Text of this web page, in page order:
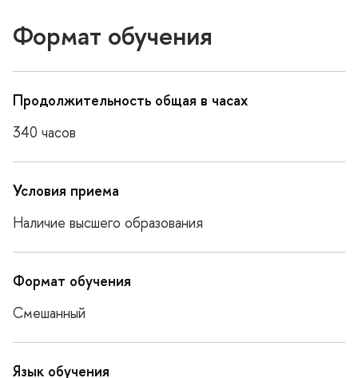
Формат обучения
Продолжительность общая в часах
340 часо
Условия приема
Наличие высшего образования
Формат обучения
Смешанный
Язык обучения